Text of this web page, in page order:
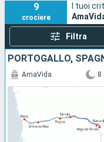
9
crociere
I tuoi
Filtra
PORTOGALLO,
AmaVida 8